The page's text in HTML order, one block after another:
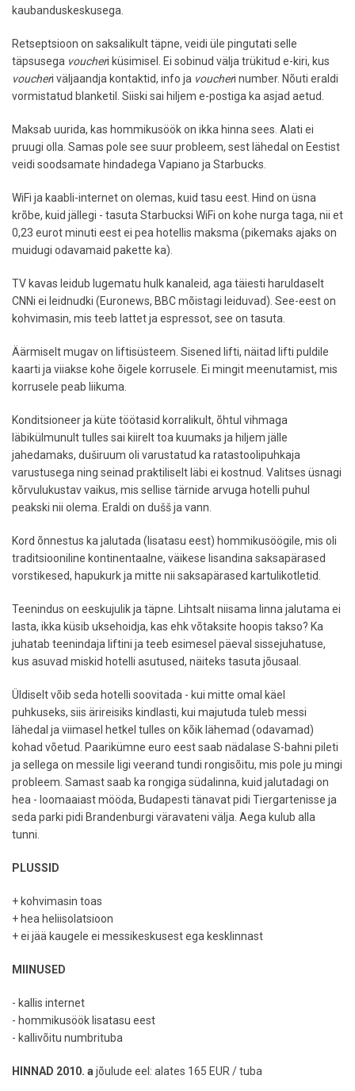
kaubanduskeskusega.
Retseptsioon on saksalikult täpne, veidi üle pingutati selle
täpsusega voucheri küsimisel. Ei sobinud välja trükitud e-kiri, kus
voucheri väljaandja kontaktid, info ja voucheri number. Nõuti eraldi
vormistatud blanketil. Siiski sai hiljem e-postiga ka asjad aetud.
Maksab uurida, kas hommikusöök on ikka hinna sees. Alati ei
pruugi olla. Samas pole see suur probleem, sest lähedal on Eestist
veidi soodsamate hindadega Vapiano ja Starbucks.
WiFi ja kaabli-internet on olemas, kuid tasu eest. Hind on üsna
krõbe, kuid jällegi - tasuta Starbucksi WiFi on kohe nurga taga, nii et
0,23 eurot minuti eest ei pea hotellis maksma (pikemaks ajaks on
muidugi odavamaid pakette ka).
TV kavas leidub lugematu hulk kanaleid, aga täiesti haruldaselt
CNNi ei leidnudki (Euronews, BBC mõistagi leiduvad). See-eest on
kohvimasin, mis teeb lattet ja espressot, see on tasuta.
Äärmiselt mugav on liftisüsteem. Sisened lifti, näitad lifti puldile
kaarti ja viiakse kohe õigele korrusele. Ei mingit meenutamist, mis
korrusele peab liikuma.
Konditsioneer ja küte töötasid korralikult, õhtul vihmaga
läbikülmunult tulles sai kiirelt toa kuumaks ja hiljem jälle
jahedamaks, duširuum oli varustatud ka ratastoolipuhkaja
varustusega ning seinad praktiliselt läbi ei kostnud. Valitses üsnagi
kõrvulukustav vaikus, mis sellise tärnide arvuga hotelli puhul
peakski nii olema. Eraldi on dušš ja vann.
Kord õnnestus ka jalutada (lisatasu eest) hommikusöögile, mis oli
traditsiooniline kontinentaalne, väikese lisandina saksapärased
vorstikesed, hapukurk ja mitte nii saksapärased kartulikotletid.
Teenindus on eeskujulik ja täpne. Lihtsalt niisama linna jalutama ei
lasta, ikka küsib uksehoidja, kas ehk võtaksite hoopis takso? Ka
juhatab teenindaja liftini ja teeb esimesel päeval sissejuhatuse,
kus asuvad miskid hotelli asutused, näiteks tasuta jõusaal.
Üldiselt võib seda hotelli soovitada - kui mitte omal käel
puhkuseks, siis ärireisiks kindlasti, kui majutuda tuleb messi
lähedal ja viimasel hetkel tulles on kõik lähemad (odavamad)
kohad võetud. Paarikümne euro eest saab nädalase S-bahni pileti
ja sellega on messile ligi veerand tundi rongisõitu, mis pole ju mingi
probleem. Samast saab ka rongiga südalinna, kuid jalutadagi on
hea - loomaaiast mööda, Budapesti tänavat pidi Tiergartenisse ja
seda parki pidi Brandenburgi väravateni välja. Aega kulub alla
tunni.
PLUSSID
+ kohvimasin toas
+ hea heliisolatsioon
+ ei jää kaugele ei messikeskusest ega kesklinnast
MIINUSED
- kallis internet
- hommikusöök lisatasu eest
- kallivõitu numbrituba
HINNAD 2010. a jõulude eel: alates 165 EUR / tuba